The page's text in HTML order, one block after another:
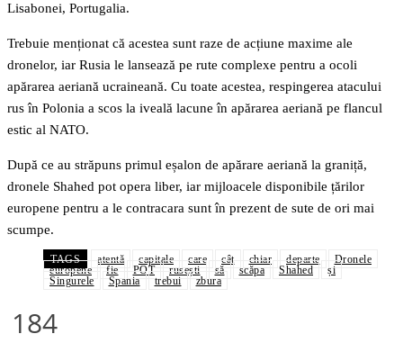
Lisabonei, Portugalia.
Trebuie menționat că acestea sunt raze de acțiune maxime ale
dronelor, iar Rusia le lansează pe rute complexe pentru a ocoli
apărarea aeriană ucraineană. Cu toate acestea, respingerea atacului
rus în Polonia a scos la iveală lacune în apărarea aeriană pe flancul
estic al NATO.
După ce au străpuns primul eșalon de apărare aeriană la graniță,
dronele Shahed pot opera liber, iar mijloacele disponibile țărilor
europene pentru a le contracara sunt în prezent de sute de ori mai
scumpe.
TAGS atentă capitale care cât chiar departe
Dronele
europene
fie POT rusești să scăpa Shahed
și
Singurele
Spania trebui zbura
184